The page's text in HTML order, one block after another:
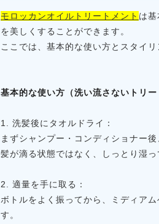
モロッカンオイルトリートメント は
を美しくすることができます。
ここでは、基本的な使い方とスタイ
基本的な使い方（洗い流さないトリー
1. 洗髪後にタオルドライ：
まずシャンプー・コンディショナー
髪が滴る状態ではなく、しっとり湿っ
2. 適量を手に取る：
ボトルをよく振ってから、ミディア
す。